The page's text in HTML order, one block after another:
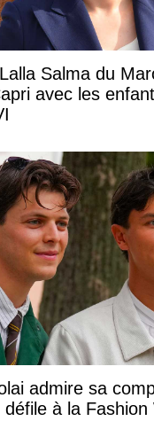
Salma du
avec les
admire sa
défile à la Fashion